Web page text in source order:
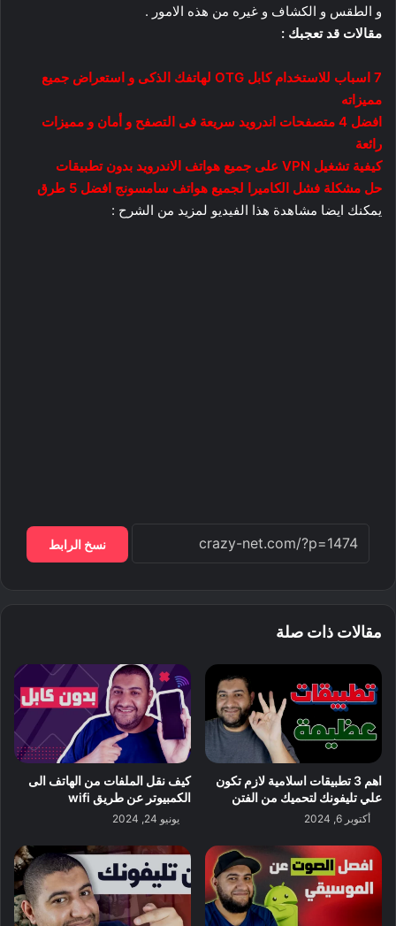
و الطقس و الكشاف و غيره من هذه الامور .
مقالات قد تعجبك :
7 اسباب للاستخدام كابل OTG لهاتفك الذكى و استعراض جميع
مميزاته
افضل 4 متصفحات اندرويد سريعة فى التصفح و أمان و مميزات
رائعة
كيفية تشغيل VPN على جميع هواتف الاندرويد بدون تطبيقات
حل مشكلة فشل الكاميرا لجميع هواتف سامسونج افضل 5 طرق
يمكنك ايضا مشاهدة هذا الفيديو لمزيد من الشرح :
نسخ الرابط
مقالات ذات صلة
اهم 3 تطبيقات اسلامية لازم تكون
علي تليفونك لتحميك من الفتن
أكتوبر 6, 2024
كيف نقل الملفات من الهاتف الى
الكمبيوتر عن طريق wifi
يونيو 24, 2024